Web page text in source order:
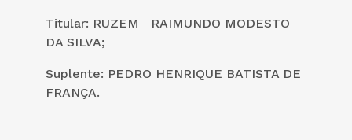
Titular: RUZEM RAIMUNDO MODESTO
DA SILVA;
Suplente: PEDRO HENRIQUE BATISTA DE
FRANÇA.